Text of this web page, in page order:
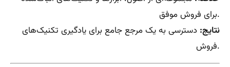
برای فروش موفق.
نتایج: دسترسی به یک مرجع جامع برای یادگیری تکنیک‌های
فروش.